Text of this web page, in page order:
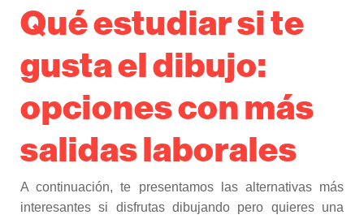
Qué estudiar si te
gusta el dibujo:
opciones con más
salidas laborales
A continuación, te presentamos las alternativas más
interesantes si disfrutas dibujando pero quieres una